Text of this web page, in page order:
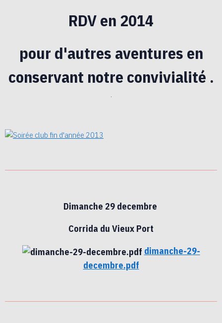
RDV en 2014
pour d'autres aventures en
conservant notre convivialité .
.
Dimanche 29 decembre
Corrida du Vieux Port
dimanche-29-
decembre.pdf